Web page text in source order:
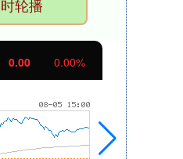
轮播
0.00 0.00%